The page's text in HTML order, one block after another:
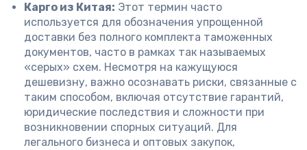
Карго из Китая: Этот термин часто
используется для обозначения упрощенной
доставки без полного комплекта таможенных
документов, часто в рамках так называемых
«серых» схем. Несмотря на кажущуюся
дешевизну, важно осознавать риски, связанные с
таким способом, включая отсутствие гарантий,
юридические последствия и сложности при
возникновении спорных ситуаций. Для
легального бизнеса и оптовых закупок,